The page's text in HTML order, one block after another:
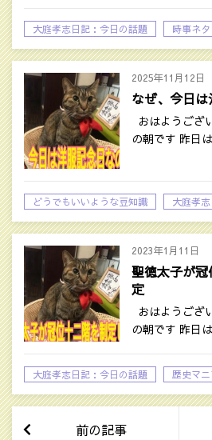
大庭孝志日記：今日の話題 時事ネタ
2025年11月12日
なぜ、今日
おはようござ
の朝です 昨日
どうでもいいような豆知識 大庭孝
2023年1月11日
聖徳太子が
定
おはようござ
の朝です 昨日
大庭孝志日記：今日の話題 歴史マ
前の記事